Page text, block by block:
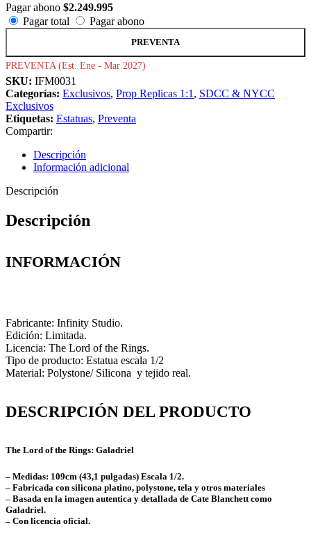
Pagar abono $2.249.995
Pagar total
Pagar abono
PREVENTA
PREVENTA (Est. Ene - Mar 2027)
SKU: IFM0031
Categorías: Exclusivos, Prop Replicas 1:1 , SDCC & NYCC
Exclusivos
Etiquetas: Estatuas, Preventa
Compartir:
Descripción
Información adicional
Descripción
Descripción
INFORMACIÓN
Fabricante: Infinity Studio.
Edición: Limitada.
Licencia: The Lord of the Rings.
Tipo de producto: Estatua escala 1/2
Material: Polystone/ Silicona y tejido real.
DESCRIPCIÓN DEL PRODUCTO
The Lord of the Rings: Galadriel
– Medidas: 109cm (43,1 pulgadas) Escala 1/2.
– Fabricada con silicona platino, polystone, tela y otros materiales
– Basada en la imagen autentica y detallada de Cate Blanchettcomo
Galadriel.
– Con licencia oficial.